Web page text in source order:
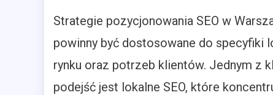
Strategie pozycjonowania SEO w
powinny być dostosowane do specyfiki
rynku oraz potrzeb klientów. Jednym z
podejść jest lokalne SEO, które